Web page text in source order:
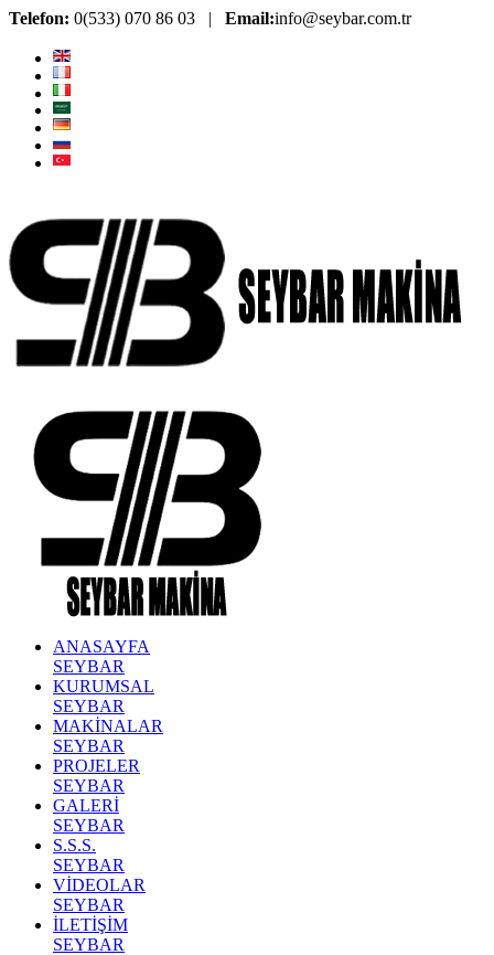
Telefon: 0(533) 070 86 03 | Email:info@seybar.com.tr
ANASAYFA
SEYBAR
KURUMSAL
SEYBAR
MAKİNALAR
SEYBAR
PROJELER
SEYBAR
GALERİ
SEYBAR
S.S.S.
SEYBAR
VİDEOLAR
SEYBAR
İLETİŞİM
SEYBAR